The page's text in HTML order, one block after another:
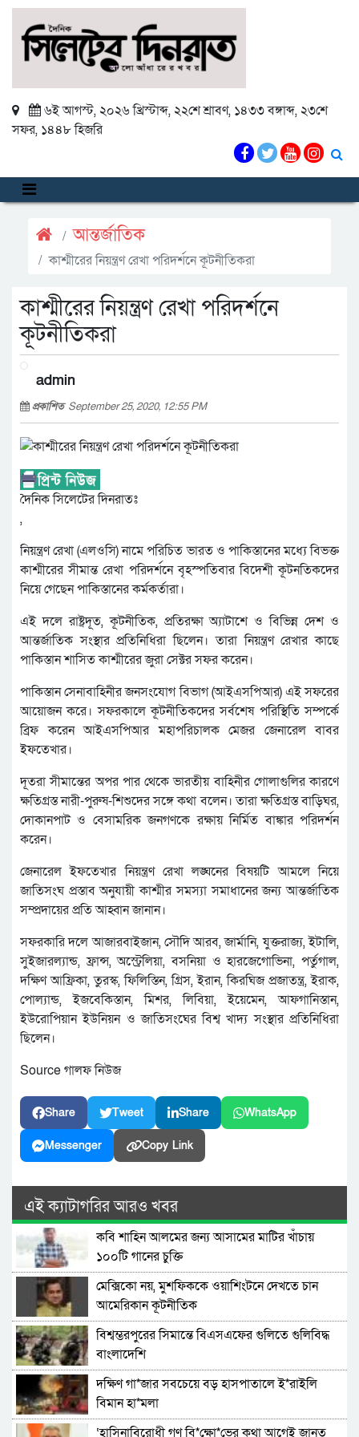
৬ই আগস্ট, ২০২৬ খ্রিস্টাব্দ, ২২শে শ্রাবণ, ১৪৩৩ বঙ্গাব্দ, ২৩শে
সফর, ১৪৪৮ হিজরি
আন্তর্জাতিক
কাশ্মীরের নিয়ন্ত্রণ রেখা পরিদর্শনে কূটনীতিকরা
কাশ্মীরের নিয়ন্ত্রণ রেখা পরিদর্শনে
কূটনীতিকরা
admin
প্রকাশিত September 25, 2020, 12:55 PM
দৈনিক সিলেটের দিনরাতঃ
,
নিয়ন্ত্রণ রেখা (এলওসি) নামে পরিচিত ভারত ও পাকিস্তানের মধ্যে বিভক্ত
কাশ্মীরের সীমান্ত রেখা পরিদর্শনে বৃহস্পতিবার বিদেশী কূটনতিকদের
নিয়ে গেছেন পাকিস্তানের কর্মকর্তারা।
এই দলে রাষ্ট্রদূত, কূটনীতিক, প্রতিরক্ষা অ্যাটাশে ও বিভিন্ন দেশ ও
আন্তর্জাতিক সংস্থার প্রতিনিধিরা ছিলেন। তারা নিয়ন্ত্রণ রেখার কাছে
পাকিস্তান শাসিত কাশ্মীরের জুরা সেক্টর সফর করেন।
পাকিস্তান সেনাবাহিনীর জনসংযোগ বিভাগ (আইএসপিআর) এই সফরের
আয়োজন করে। সফরকালে কূটনীতিকদের সর্বশেষ পরিস্থিতি সম্পর্কে
ব্রিফ করেন আইএসপিআর মহাপরিচালক মেজর জেনারেল বাবর
ইফতেখার।
দূতরা সীমান্তের অপর পার থেকে ভারতীয় বাহিনীর গোলাগুলির কারণে
ক্ষতিগ্রস্ত নারী-পুরুষ-শিশুদের সঙ্গে কথা বলেন। তারা ক্ষতিগ্রস্ত বাড়িঘর,
দোকানপাট ও বেসামরিক জনগণকে রক্ষায় নির্মিত বাঙ্কার পরিদর্শন
করেন।
জেনারেল ইফতেখার নিয়ন্ত্রণ রেখা লঙ্ঘনের বিষয়টি আমলে নিয়ে
জাতিসংঘ প্রস্তাব অনুযায়ী কাশ্মীর সমস্যা সমাধানের জন্য আন্তর্জাতিক
সম্প্রদায়ের প্রতি আহ্বান জানান।
সফরকারি দলে আজারবাইজান, সৌদি আরব, জার্মানি, যুক্তরাজ্য, ইটালি,
সুইজারল্যান্ড, ফ্রান্স, অস্ট্রেলিয়া, বসনিয়া ও হারজেগোভিনা, পর্তুগাল,
দক্ষিণ আফ্রিকা, তুরস্ক, ফিলিস্তিন, গ্রিস, ইরান, কিরঘিজ প্রজাতন্ত্র, ইরাক,
পোল্যান্ড, ইজবেকিস্তান, মিশর, লিবিয়া, ইয়েমেন, আফগানিস্তান,
ইউরোপিয়ান ইউনিয়ন ও জাতিসংঘের বিশ্ব খাদ্য সংস্থার প্রতিনিধিরা
ছিলেন।
Source গালফ নিউজ
Share Tweet Share WhatsApp
Messenger Copy Link
এই ক্যাটাগরির আরও খবর
কবি শাহিন আলমের জন্য আসামের মাটির খাঁচায়
১০০টি গানের চুক্তি
মেক্সিকো নয়, মুশফিককে ওয়াশিংটনে দেখতে চান
আমেরিকান কূটনীতিক
বিশ্বম্ভরপুরের সিমান্তে বিএসএফের গুলিতে গুলিবিদ্ধ
বাংলাদেশি
দক্ষিণ গা*জার সবচেয়ে বড় হাসপাতালে ই*রাইলি
বিমান হা*মলা
‘হাসিনাবিরোধী গণ বি*ক্ষো*ভের কথা আগেই জানত